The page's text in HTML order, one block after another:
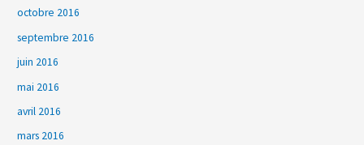
octobre 2016
septembre 2016
juin 2016
mai 2016
avril 2016
mars 2016